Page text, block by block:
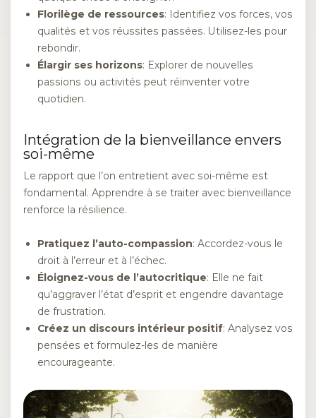
Florilège de ressources: Identifiez vos forces, vos
qualités et vos réussites passées. Utilisez-les pour
rebondir.
Élargir ses horizons: Explorer de nouvelles
passions ou activités peut réinventer votre
quotidien.
Intégration de la bienveillance envers
soi-même
Le rapport que l’on entretient avec soi-même est
fondamental. Apprendre à se traiter avec bienveillance
renforce la résilience.
Pratiquez l’auto-compassion: Accordez-vous le
droit à l’erreur et à l’échec.
Éloignez-vous de l’autocritique: Elle ne fait
qu’aggraver l’état d’esprit et engendre davantage
de frustration.
Créez un discours intérieur positif: Analysez vos
pensées et formulez-les de manière
encourageante.